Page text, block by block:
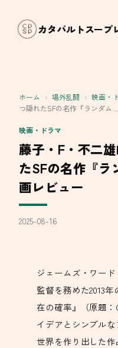
カタパルトスープ
ホーム › 場外乱闘 › 映画・
つ隠れたSFの名作『ランダム …
映画・ドラマ
藤子・F・不二
たSFの名作『ラ
画レビュー
2025-08-16
ジェームズ・ワー
監督を務めた2013
在の確率』（原題
イデアとシンプル
世界を作り出した